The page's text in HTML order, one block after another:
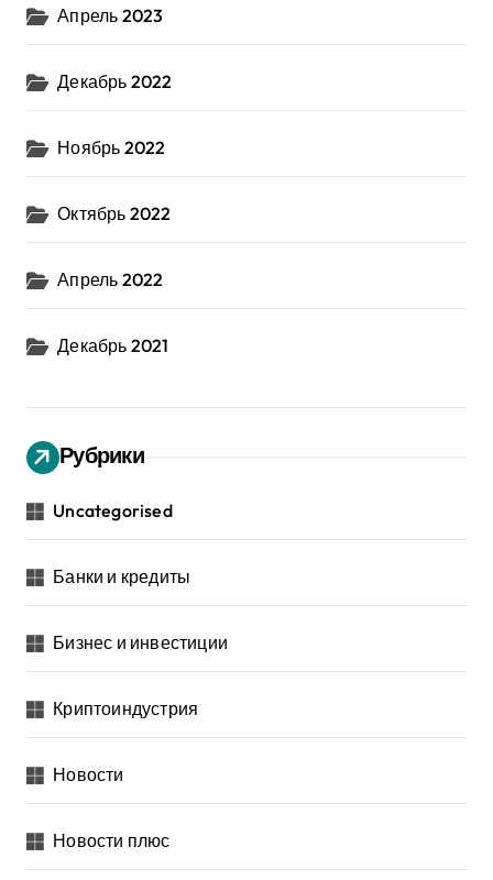
Апрель 2023
Декабрь 2022
Ноябрь 2022
Октябрь 2022
Апрель 2022
Декабрь 2021
Рубрики
Uncategorised
Банки и кредиты
Бизнес и инвестиции
Криптоиндустрия
Новости
Новости плюс